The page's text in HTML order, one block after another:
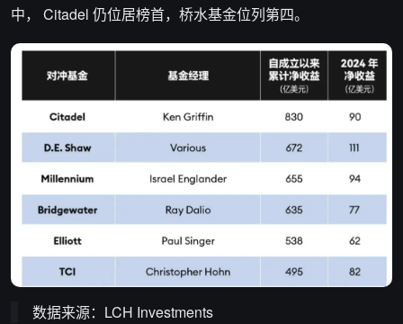
中， Citadel 仍位居榜首，桥水基金位列第四。
数据来源：LCH Investments